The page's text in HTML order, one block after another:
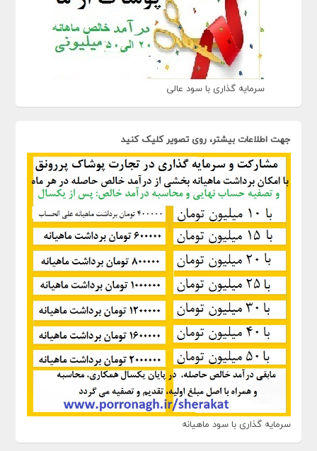
سرمایه گذاری با سود عالی
جهت اطلاعات بیشتر، روی تصویر کلیک کنید
سرمایه گذاری با سود ماهیانه